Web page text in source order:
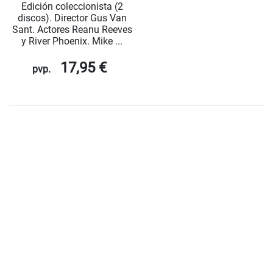
Edición coleccionista (2
discos). Director Gus Van
Sant. Actores Reanu Reeves
y River Phoenix. Mike ...
pvp. 17,95 €